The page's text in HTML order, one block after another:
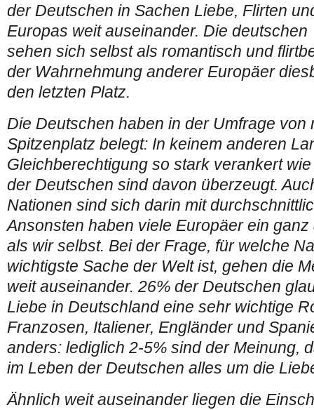
der Deutschen in Sachen Liebe, Flirten
Europas weit auseinander. Die deutschen
sehen sich selbst als romantisch und
der Wahrnehmung anderer Europäer
den letzten Platz.
Die Deutschen haben in der Umfrage von
Spitzenplatz belegt: In keinem anderen
Gleichberechtigung so stark verankert
der Deutschen sind davon überzeugt.
Nationen sind sich darin mit
Ansonsten haben viele Europäer ein
als wir selbst. Bei der Frage, für welche
wichtigste Sache der Welt ist, gehen die
weit auseinander. 26% der Deutschen
Liebe in Deutschland eine sehr wichtige
Franzosen, Italiener, Engländer und
anders: lediglich 2-5% sind der Meinung,
im Leben der Deutschen alles um die
Ähnlich weit auseinander liegen die